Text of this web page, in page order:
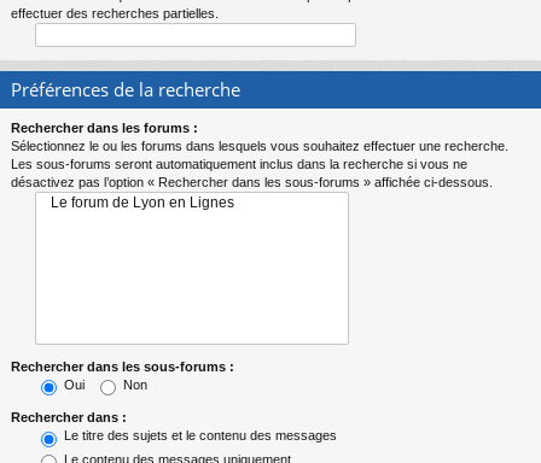
effectuer des recherches partielles.
Préférences de la recherche
Rechercher dans les forums :
Sélectionnez le ou les forums dans lesquels vous souhaitez effectuer une recherche.
Les sous-forums seront automatiquement inclus dans la recherche si vous ne
désactivez pas l’option « Rechercher dans les sous-forums » affichée ci-dessous.
Rechercher dans les sous-forums :
Oui
Non
Rechercher dans :
Le titre des sujets et le contenu des messages
Le contenu des messages uniquement